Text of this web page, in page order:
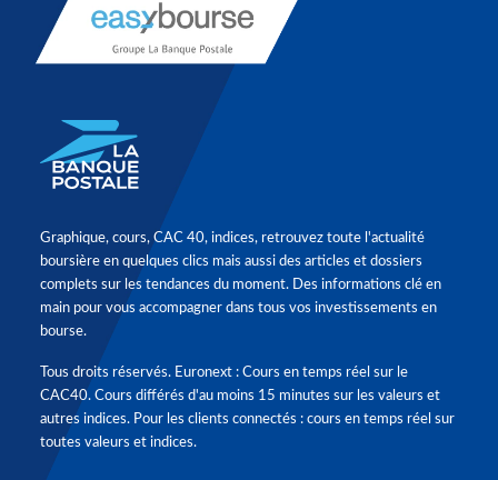
Graphique, cours, CAC 40, indices, retrouvez toute l'actualité
boursière en quelques clics mais aussi des articles et dossiers
complets sur les tendances du moment. Des informations clé en
main pour vous accompagner dans tous vos investissements en
bourse.
Tous droits réservés. Euronext : Cours en temps réel sur le
CAC40. Cours différés d'au moins 15 minutes sur les valeurs et
autres indices. Pour les clients connectés : cours en temps réel sur
toutes valeurs et indices.